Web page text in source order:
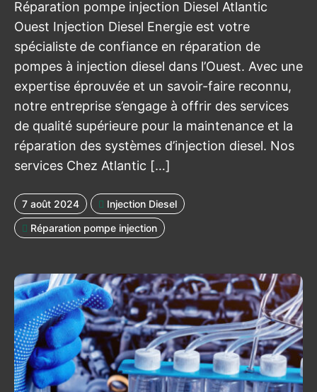
Réparation pompe injection Diesel Atlantic
Ouest Injection Diesel Energie est votre
spécialiste de confiance en réparation de
pompes à injection diesel dans l’Ouest. Avec une
expertise éprouvée et un savoir-faire reconnu,
notre entreprise s’engage à offrir des services
de qualité supérieure pour la maintenance et la
réparation des systèmes d’injection diesel. Nos
services Chez Atlantic […]
7 août 2024
Injection Diesel
Réparation pompe injection